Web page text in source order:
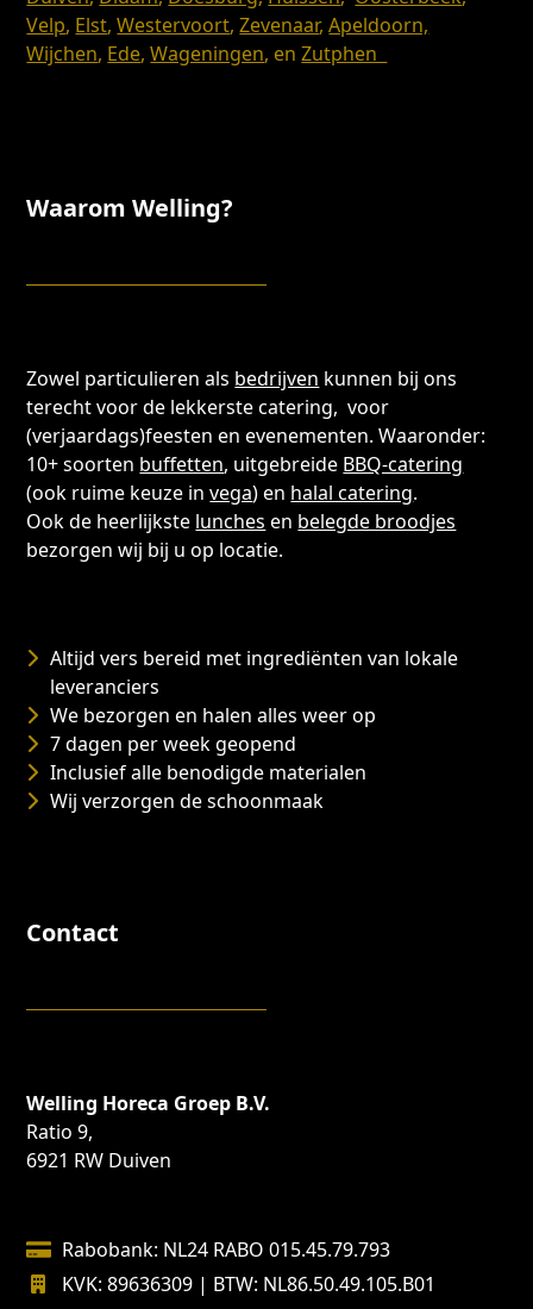
Velp, Elst,Westervoort,Zevenaar,Apeldoorn,
Wijchen, Ede,Wageningen, enZutphen
Waarom Welling?
Zowel particulieren als bedrijven kunnen bij ons
terecht voor de lekkerste catering, voor
(verjaardags)feesten en evenementen. Waaronder:
10+ soorten buffetten, uitgebreide BBQ-catering
(ook ruime keuze invega) en halal catering.
Ook de heerlijkste lunches en belegde broodjes
bezorgen wij bij u op locatie.
Altijd vers bereid met ingrediënten van lokale
leveranciers
We bezorgen en halen alles weer op
7 dagen per week geopend
Inclusief alle benodigde materialen
Wij verzorgen de schoonmaak
Contact
Welling Horeca Groep B.V.
Ratio 9,
6921 RW Duiven
Rabobank: NL24 RABO 015.45.79.793
KVK: 89636309 | BTW: NL86.50.49.105.B01